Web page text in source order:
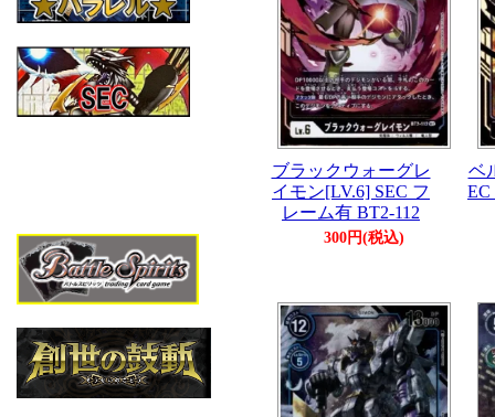
ブラックウォーグレ
イモン[LV.6] SEC フ
レーム有 BT2-112
300円(税込)
ベ
EC